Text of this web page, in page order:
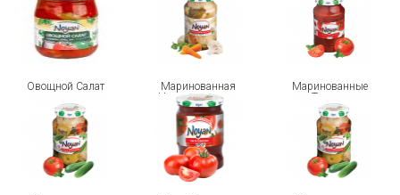
Овощной Салат
Маринованная
Цветная капуста
Маринованные
Томаты